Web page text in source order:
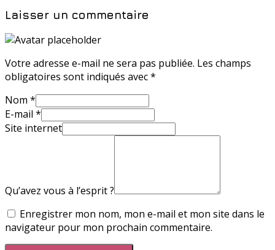
Laisser un commentaire
Votre adresse e-mail ne sera pas publiée. Les champs
obligatoires sont indiqués avec*
Nom *
E-mail *
Site internet
Qu’avez vous à l’esprit ?
Enregistrer mon nom, mon e-mail et mon site dans le
navigateur pour mon prochain commentaire.